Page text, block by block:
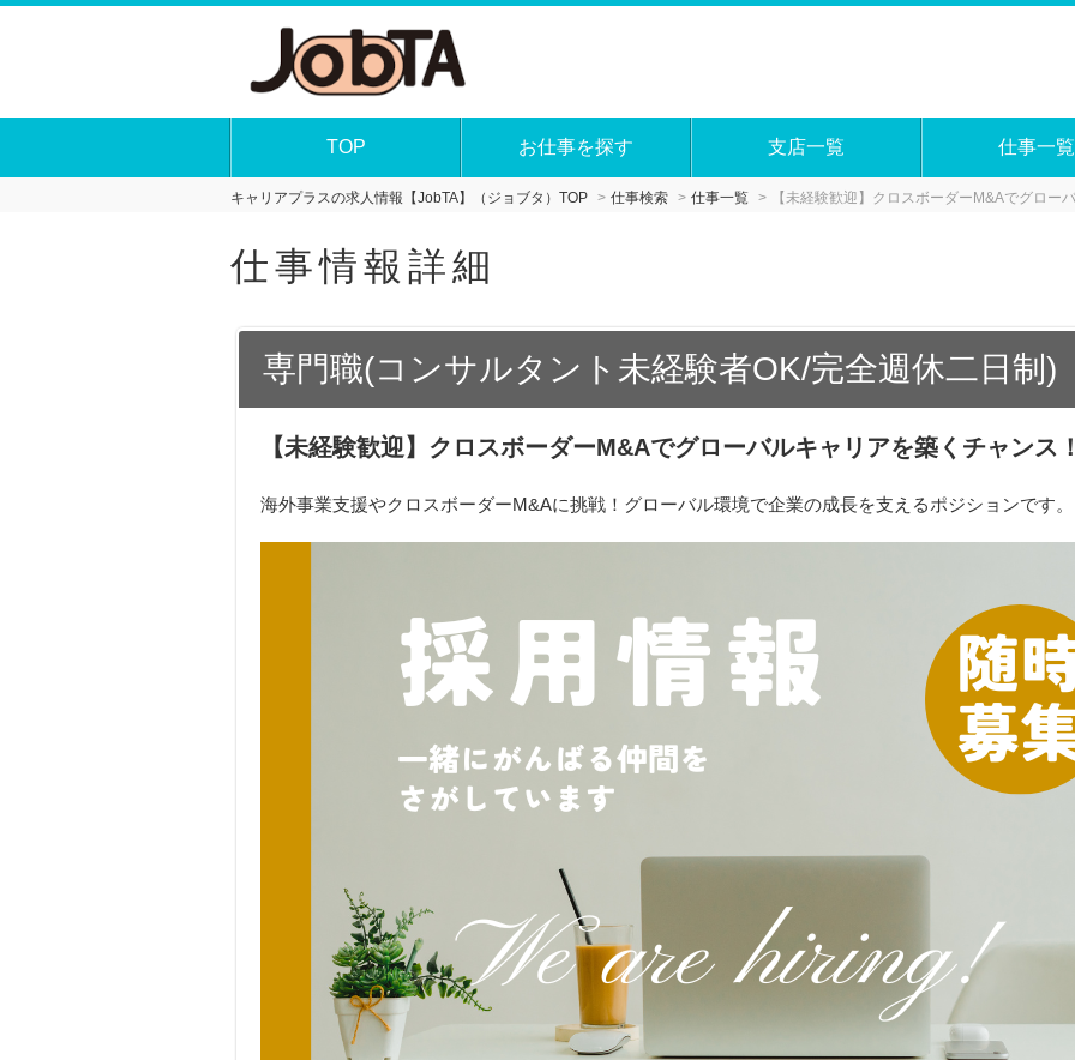
TOP お仕事を探す 支店一覧 仕事一覧
キャリアプラスの求人情報【JobTA】（ジョブタ）TOP 仕事検索 仕事一覧 【未経験歓迎】クロスボーダーM&Aでグロー
仕事情報詳細
専門職(コンサルタント未経験者OK/完全週休二日制)
【未経験歓迎】クロスボーダーM&Aでグローバルキャリアを築くチャンス
海外事業支援やクロスボーダーM&Aに挑戦！グローバル環境で企業の成長を支えるポジションです。